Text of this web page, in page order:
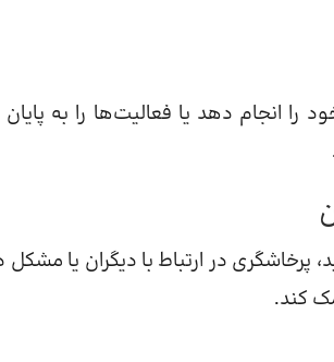
را انجام دهد یا فعالیت‌ها را به
پرخاشگری در ارتباط با دیگران یا
کند.